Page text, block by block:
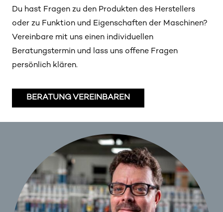
Du hast Fragen zu den Produkten des Herstellers
oder zu Funktion und Eigenschaften der Maschinen?
Vereinbare mit uns einen individuellen
Beratungstermin und lass uns offene Fragen
persönlich klären.
BERATUNG VEREINBAREN